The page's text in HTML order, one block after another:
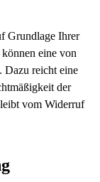
Grundlage Ihrer
eine von
reicht eine
der
vom Widerruf